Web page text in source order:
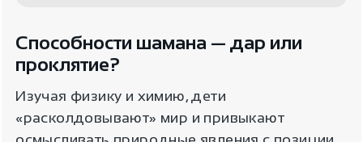
Способности шамана — дар или
проклятие?
Изучая физику и химию, дети
«расколдовывают» мир и привыкают